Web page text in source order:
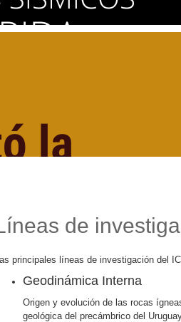
de
principales líneas de investigación del
Geodinámica Interna
Origen y evolución de las rocas
geológica del precámbrico del